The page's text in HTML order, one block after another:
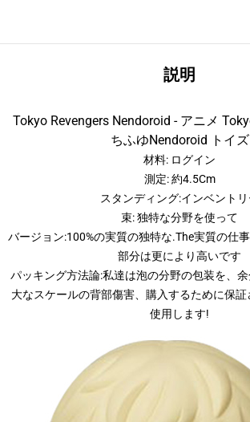
説明
Tokyo Revengers Nendoroid - アニメ
ちふゆNendoroid トイズ
材料: ログイン
測定: 約4.5Cm
スタンディング:インベントリ
束: 独特な分野を使って
バージョン:100%の実質の独特な.The実質の仕
部分は更により高いです
パッキング方法論:私達は泡の分野の包装を、
大なスケールの背部傷害、購入するために保
使用します!